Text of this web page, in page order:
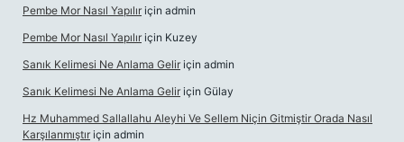
Pembe Mor Nasıl Yapılır için admin
Pembe Mor Nasıl Yapılır için Kuzey
Sanık Kelimesi Ne Anlama Gelir için admin
Sanık Kelimesi Ne Anlama Gelir için Gülay
Hz Muhammed Sallallahu Aleyhi Ve Sellem Niçin Gitmiştir Orada Nasıl
Karşılanmıştır için admin